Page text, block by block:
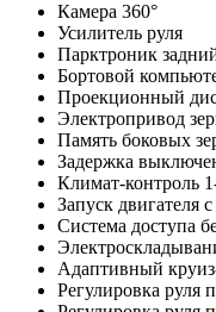
Камера 360°
Усилитель руля
Парктроник
Бортовой
Проекционный
Электропривод
Память боковых
Задержка
Климат-контроль
Запуск двигателя
Система доступа
Адаптивный
Регулировка руля